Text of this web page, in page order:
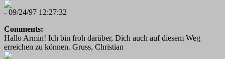
- 09/24/97 12:27:32
Comments:
Hallo Armin! Ich bin froh darüber, Dich auch auf diesem Weg
erreichen zu können. Gruss, Christian